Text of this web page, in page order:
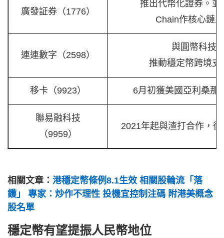
廣發証券（1776）
推出代幣化證券。並
Chain作核心鏈
連連數字（2598）
與圓幣科技
推動穩定幣跨境支
移卡（9923） 6月初獲美國亞利桑那
聯易融科技
（9959）
2021年起與渣打合作，
相關文章： 港穩定幣條例8.1生效 相關股輪流「落
鑊」 專家：炒作不理性 投機宜控制注碼 附港美概念
股名單
穩定幣有望提振人民幣地位